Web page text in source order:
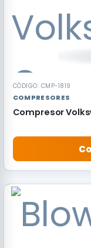
CÓDIGO: CMP-1819
COMPRESORES
Compresor
RECOMENDADO